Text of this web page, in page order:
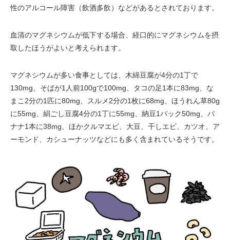
性のアルコール障害（飲酒多飲）などがあるとされております。
血清のマグネシウムが低下する場合、経口的にマグネシウムを摂
取したほうがよいと考えられます。
マグネシウムが多い食事としては、木綿豆腐が4分の1丁で
130mg、そばが1人前100gで100mg、タコの足1本に83mg、な
まこ2分の1匹に80mg、スルメ2分の1枚に68mg、ほうれん草80g
に55mg、絹ごし豆腐4分の1丁に55mg、納豆1パック50mg、バ
ナナ1本に38mg、ほかクルマエビ、大豆、干しエビ、カツオ、ア
ーモンド、カシューナッツなどにも多く含まれているそうです。